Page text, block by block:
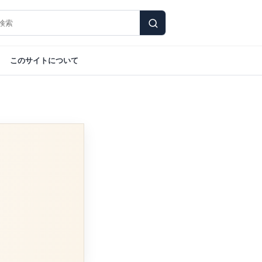
このサイトについて